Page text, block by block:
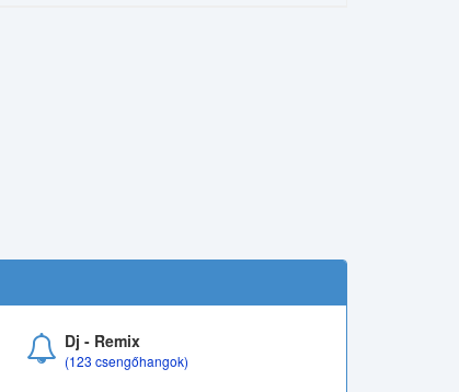
Dj - Remix
(123 csengőhangok)